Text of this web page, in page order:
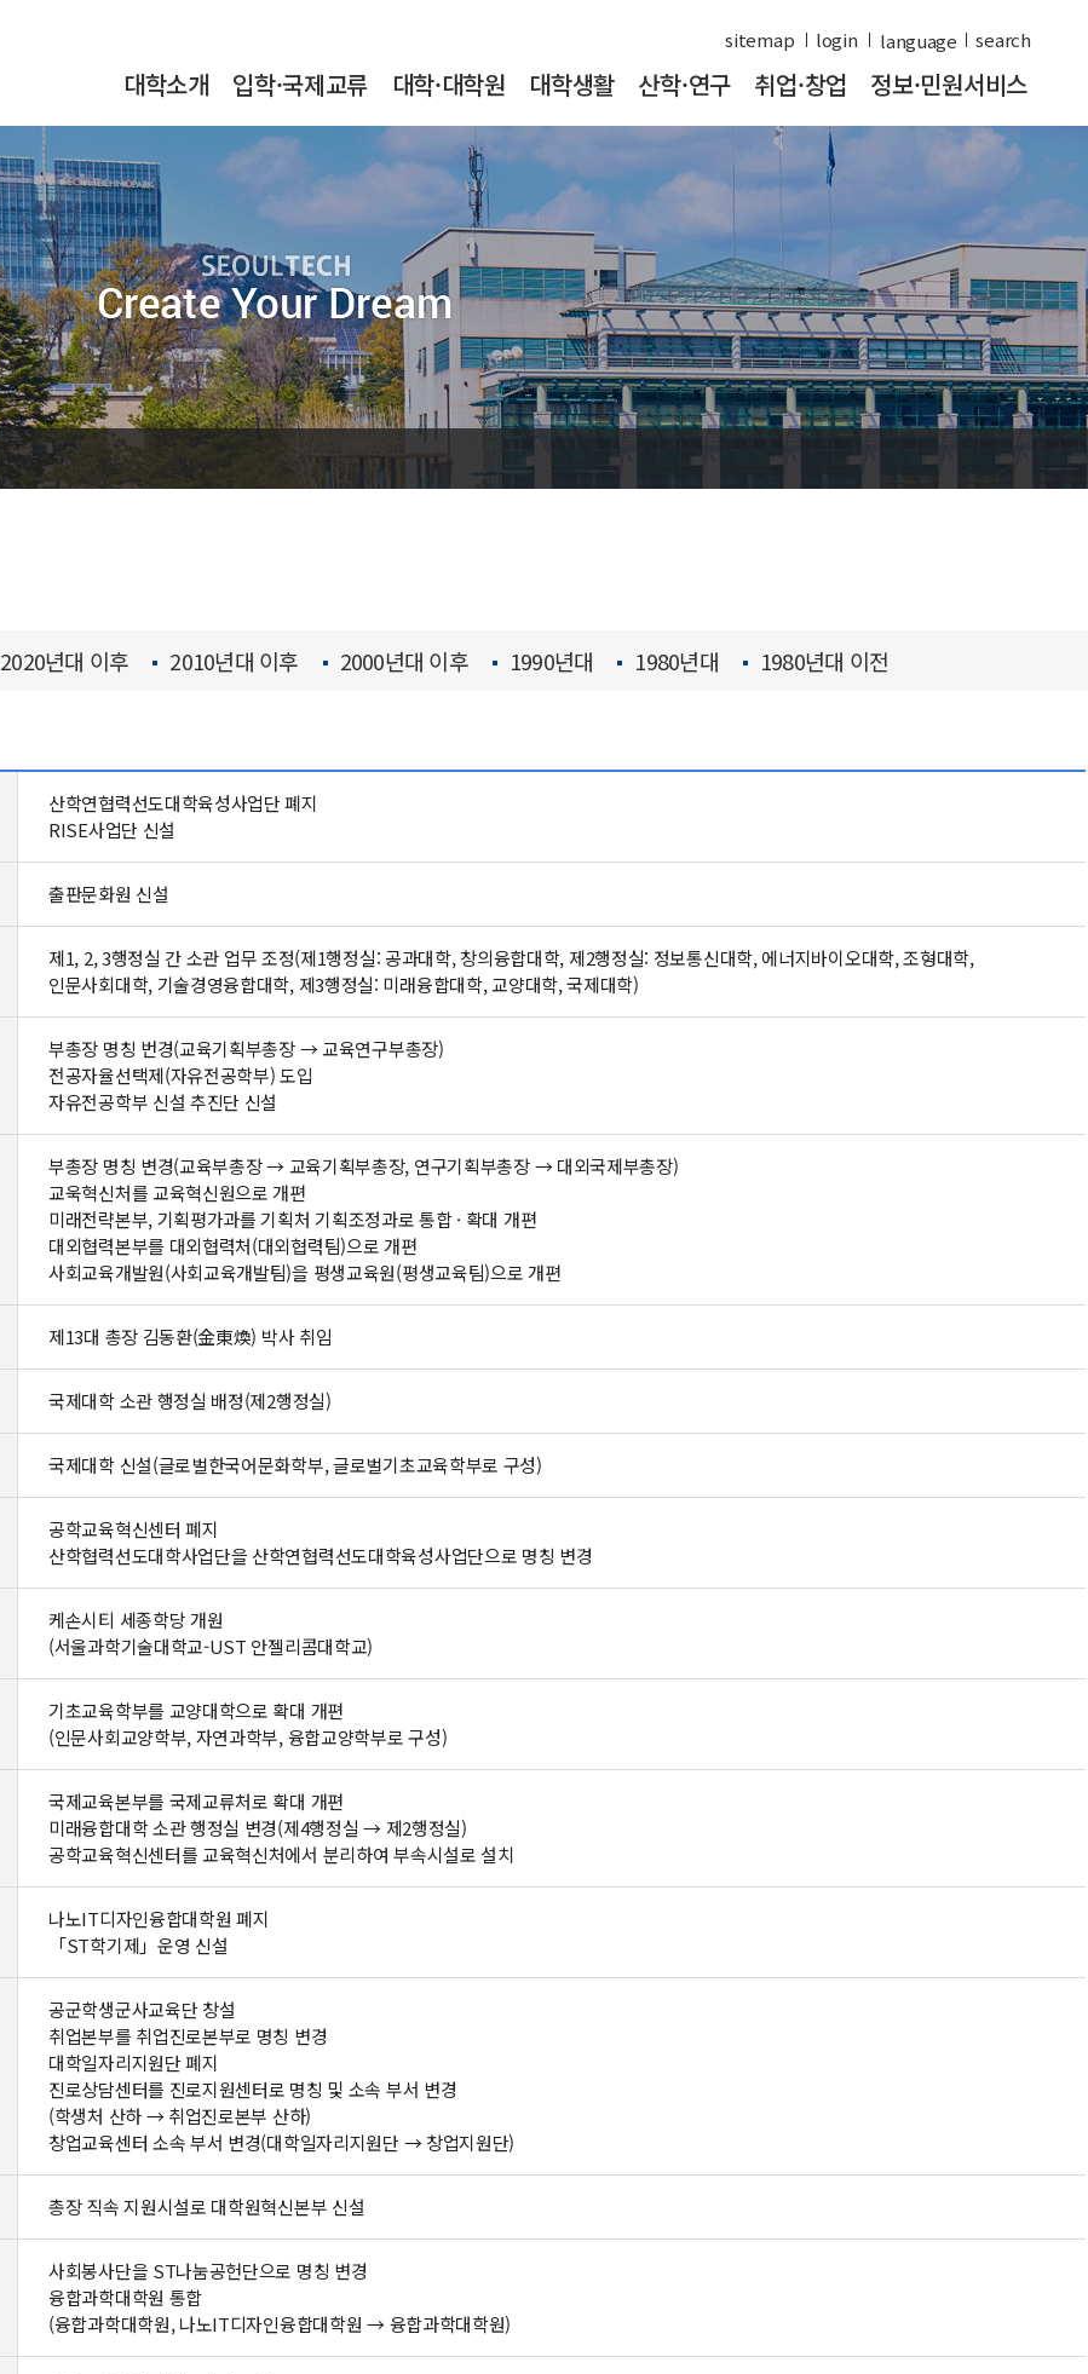
sitemap login search
대학소개 입학·국제교류 대학·대학원 대학생활 산학·연구 취업·창업 정보·민원서비스
2020년대 이후 2010년대 이후 2000년대 이후 1990년대 1980년대 1980년대 이전
산학연협력선도대학육성사업단 폐지
RISE사업단 신설
출판문화원 신설
제1, 2, 3행정실 간 소관 업무 조정(제1행정실: 공과대학, 창의융합대학, 제2행정실: 정보통신대학, 에너지바이오대학, 조형대학,
인문사회대학, 기술경영융합대학, 제3행정실: 미래융합대학, 교양대학, 국제대학)
부총장 명칭 번경(교육기획부총장→ 교육연구부총장)
전공자율선택제(자유전공학부) 도입
자유전공학부 신설 추진단 신설
부총장 명칭 변경(교육부총장 → 교육기획부총장, 연구기획부총장→ 대외국제부총장)
교욱혁신처를 교육혁신원으로 개편
미래전략본부, 기획평가과를 기획처 기획조정과로 통합 · 확대 개편
대외협력본부를 대외협력처(대외협력팀)으로 개편
사회교육개발원(사회교육개발팀)을 평생교육원(평생교육팀)으로 개편
제13대 총장 김동환(金東煥) 박사 취임
국제대학 소관 행정실 배정(제2행정실)
국제대학 신설(글로벌한국어문화학부, 글로벌기초교육학부로 구성)
공학교육혁신센터 폐지
산학협력선도대학사업단을 산학연협력선도대학육성사업단으로 명칭 변경
케손시티 세종학당 개원
(서울과학기술대학교-UST 안젤리콤대학교)
기초교육학부를 교양대학으로 확대 개편
(인문사회교양학부, 자연과학부, 융합교양학부로 구성)
국제교육본부를 국제교류처로 확대 개편
미래융합대학 소관 행정실 변경(제4행정실 → 제2행정실)
공학교육혁신센터를 교육혁신처에서 분리하여 부속시설로 설치
나노IT디자인융합대학원 폐지
「ST학기제」운영 신설
공군학생군사교육단 창설
취업본부를 취업진로본부로 명칭 변경
대학일자리지원단 폐지
진로상담센터를 진로지원센터로 명칭 및 소속 부서 변경
(학생처 산하 → 취업진로본부 산하)
창업교육센터 소속 부서 변경(대학일자리지원단 → 창업지원단)
총장 직속 지원시설로 대학원혁신본부 신설
사회봉사단을 ST나눔공헌단으로 명칭 변경
융합과학대학원 통합
(융합과학대학원, 나노IT디자인융합대학원 → 융합과학대학원)